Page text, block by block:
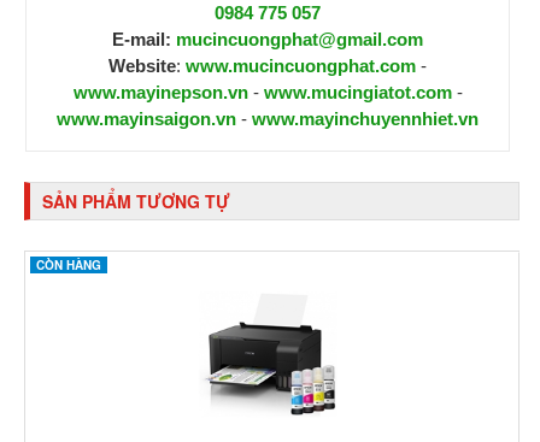
0984 775 057
E-mail: mucincuongphat@gmail.com
Website: www.mucincuongphat.com -
www.mayinepson.vn- www.mucingiatot.com-
www.mayinsaigon.vn - www.mayinchuyennhiet.vn
SẢN PHẨM TƯƠNG TỰ
CÒN HÀNG